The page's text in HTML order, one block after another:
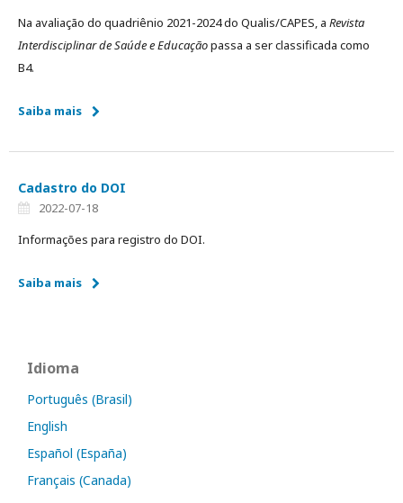
Na avaliação do quadriênio 2021-2024 do Qualis/CAPES, a Revista
Interdisciplinar de Saúde e Educaçãopassa a ser classificada como
B4.
Saiba mais
Cadastro do DOI
2022-07-18
Informações para registro do DOI.
Saiba mais
Idioma
Português (Brasil)
English
Español (España)
Français (Canada)